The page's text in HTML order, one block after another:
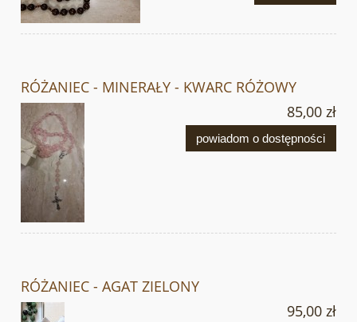
RÓŻANIEC - MINERAŁY - KWARC RÓŻOWY
85,00 zł
powiadom o dostępności
RÓŻANIEC - AGAT ZIELONY
95,00 zł